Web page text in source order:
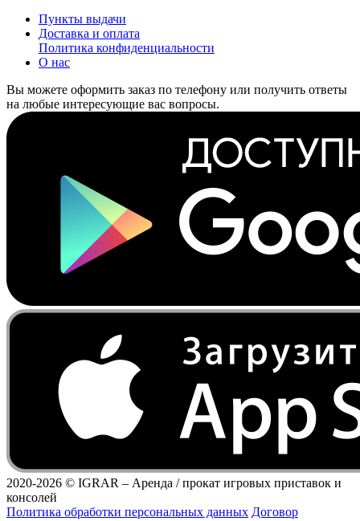
Пункты выдачи
Доставка и оплата
Политика конфиденциальности
О нас
Вы можете оформить заказ по телефону или получить ответы
на любые интересующие вас вопросы.
2020-2026 © IGRAR – Аренда / прокат игровых приставок и
консолей
Политика обработки персональных данных Договор